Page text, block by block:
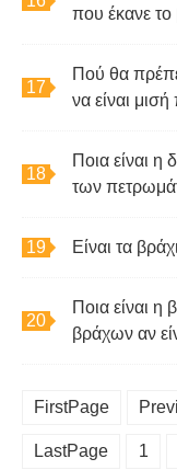
που έκανε το
Πού θα
να είναι μισή
Ποια είναι η
των
Είναι τα
Ποια είναι η
βράχων αν
FirstPage
LastPage 1